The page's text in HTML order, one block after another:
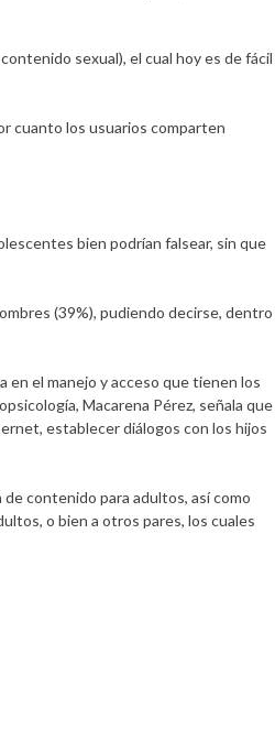
sexual), el cual hoy es de fácil
cuanto los usuarios comparten
bien podrían falsear, sin que
(39%), pudiendo decirse, dentro
en el manejo y acceso que tienen los
Macarena Pérez, señala que
establecer diálogos con los hijos
contenido para adultos, así como
o bien a otros pares, los cuales